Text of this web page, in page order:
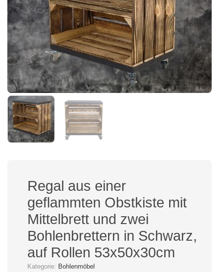
Regal aus einer
geflammten Obstkiste mit
Mittelbrett und zwei
Bohlenbrettern in Schwarz,
auf Rollen 53x50x30cm
Kategorie: Bohlenmöbel